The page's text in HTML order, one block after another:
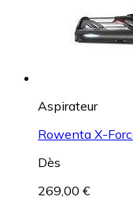
Aspirateur
Rowenta X-
Dès
269,00 €